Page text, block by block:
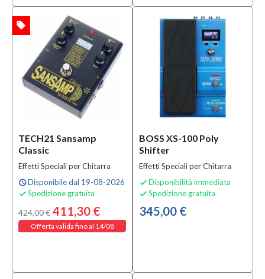
(1)
Effetti
Speciali
Chitarra
(9)
Effetto
Ring
Modulator
MOSTRA
TUTTI
Condizione
Nuovo
(73)
45,00 €
TECH21 Sansamp
Classic
Effetti Speciali per Chitarra
scheduleDisponibile dal 19-08-2026
 Spedizione gratuita
424,00 € 411,30 €
Offerta valida fino al 14/08
local_offer
BOSS XS-100 Poly
Shifter
Effetti Speciali per Chitarra
 Disponibilità immediata
 Spedizione gratuita
345,00 €